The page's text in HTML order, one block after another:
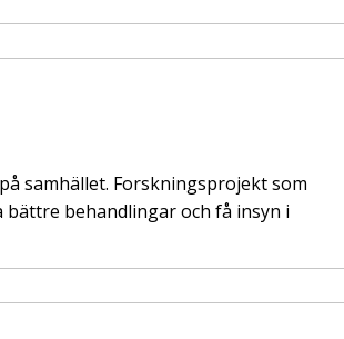
samhället. Forskningsprojekt som
behandlingar och få insyn i